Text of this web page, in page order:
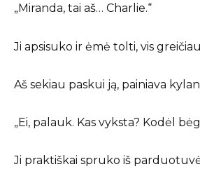
„Miranda, tai aš… Charlie.“
Ji apsisuko ir ėmė tolti, vis
Aš sekiau paskui ją, painiava
„Ei, palauk. Kas vyksta? Kodėl
Ji praktiškai spruko iš